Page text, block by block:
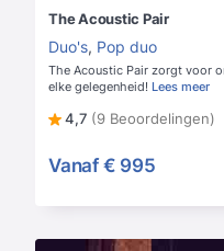
The Acoustic Pair
Duo's, Pop duo
The Acoustic Pair zorgt voor
elke gelegenheid! Lees meer
4,7 (9 Beoordelingen)
Vanaf € 995